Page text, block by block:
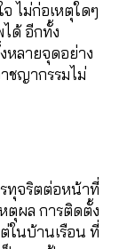
ไม่ก่อเหตุใดๆ
ด้ อีกทั้ง
ลายจุดอย่าง
ชญากรรมไม่
ทุจริตต่อหน้าที่
ตุผล การติดตั้ง
ในบ้านเรือน ที่